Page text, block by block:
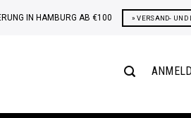
IN HAMBURG AB €100 » VERSAND- UND